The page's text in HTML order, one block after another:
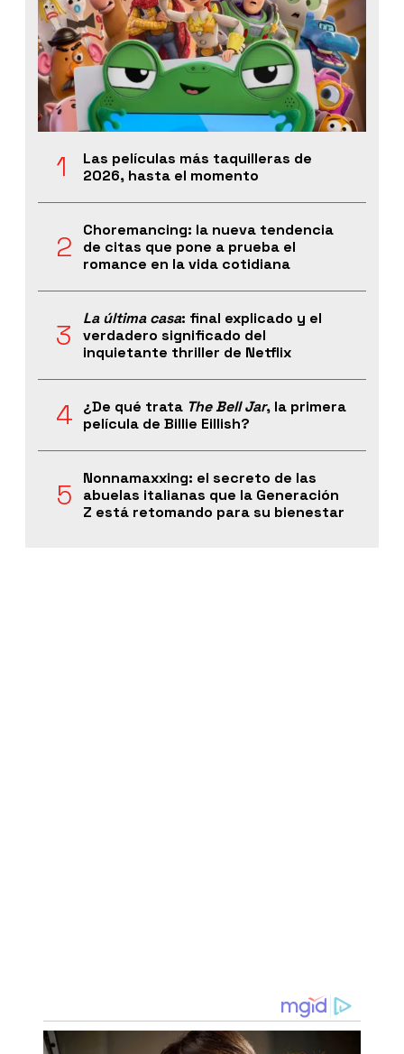
Las películas más taquilleras de
2026, hasta el momento
Choremancing: la nueva tendencia
de citas que pone a prueba el
romance en la vida cotidiana
La última casa: final explicado y el
verdadero significado del
inquietante thriller de Netflix
¿De qué trata The Bell Jar, la primera
película de Billie Eillish?
Nonnamaxxing: el secreto de las
abuelas italianas que la Generación
Z está retomando para su bienestar